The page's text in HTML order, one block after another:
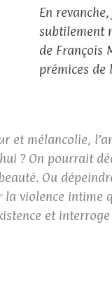
En
subtilement
de François
prémices de
et mélancolie,
? On pourrait
Ou
violence intime
et